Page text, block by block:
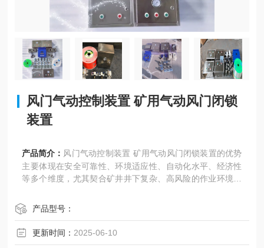
风门气动控制装置 矿用气动风门闭锁
装置
产品简介： 风门气动控制装置 矿用气动风门闭锁装置的优势
主要体现在安全可靠性、环境适应性、自动化水平、经济性
等多个维度，尤其契合矿井井下复杂、高风险的作业环境需
产品型号：
更新时间： 2025-06-10